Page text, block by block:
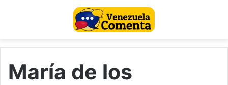
María de los